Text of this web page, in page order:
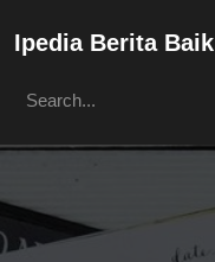
Ipedia Berita Baik
for: